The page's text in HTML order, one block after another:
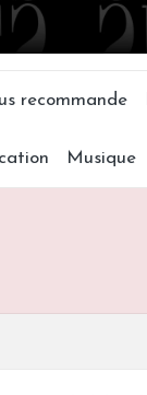
recommande
Musique